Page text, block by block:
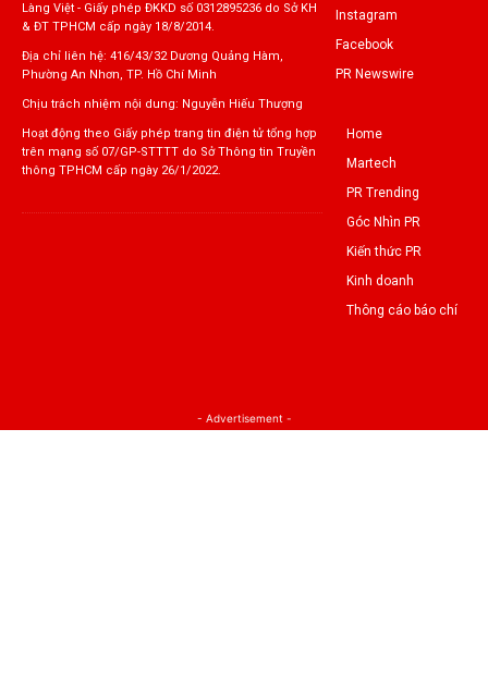
Làng Việt - Giấy phép ĐKKD số 0312895236 do Sở KH
& ĐT TPHCM cấp ngày 18/8/2014.
Địa chỉ liên hệ: 416/43/32 Dương Quảng Hàm,
Phường An Nhơn, TP. Hồ Chí Minh
Chịu trách nhiệm nội dung: Nguyễn Hiếu Thượng
Hoạt động theo Giấy phép trang tin điện tử tổng hợp
trên mạng số 07/GP-STTTT do Sở Thông tin Truyền
thông TPHCM cấp ngày 26/1/2022.
Instagram
Facebook
PR Newswire
Home
Martech
PR Trending
Góc Nhìn PR
Kiến thức PR
Kinh doanh
Thông cáo báo chí
- Advertisement -